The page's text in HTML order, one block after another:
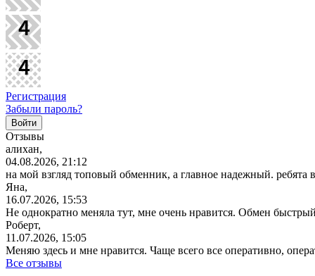
Регистрация
Забыли пароль?
Отзывы
алихан,
04.08.2026, 21:12
на мой взгляд топовый обменник, а главное надежный.
Яна,
16.07.2026, 15:53
Не однократно меняла тут, мне очень нравится. Обмен
Роберт,
11.07.2026, 15:05
Меняю здесь и мне нравится. Чаще всего все оперативно,
Все отзывы